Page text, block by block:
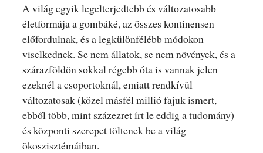
A világ egyik legelterjedtebb és változatosabb
életformája a gombáké, az összes kontinensen
előfordulnak, és a legkülönfélébb módokon
viselkednek. Se nem állatok, se nem növények, és a
szárazföldön sokkal régebb óta is vannak jelen
ezeknél a csoportoknál, emiatt rendkívül
változatosak (közel másfél millió fajuk ismert,
ebből több, mint százezret írt le eddig a tudomány)
és központi szerepet töltenek be a világ
ökoszisztémáiban.